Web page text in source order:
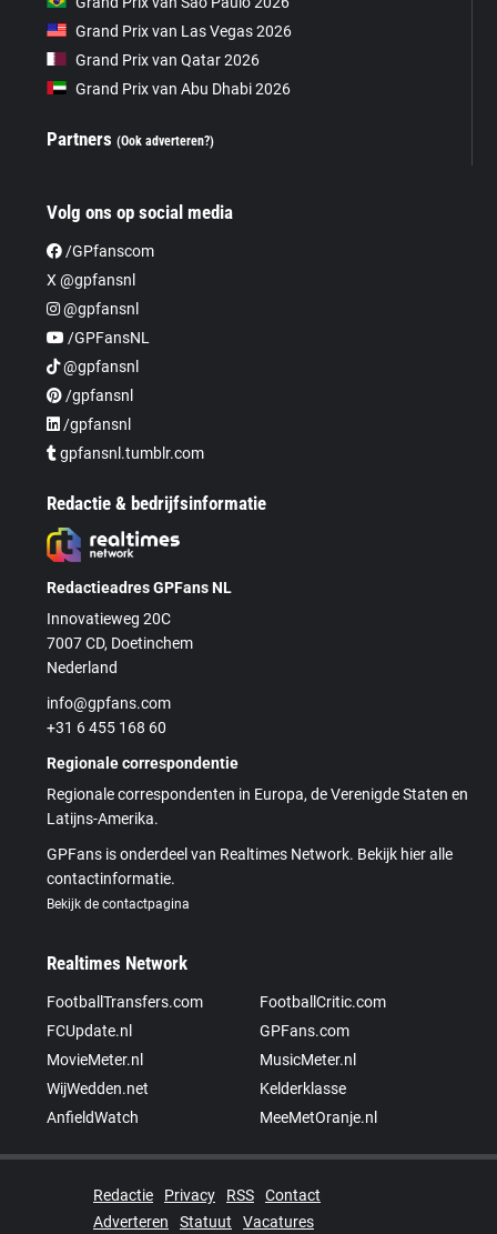
Grand Prix van Las Vegas 2026
Grand Prix van Qatar 2026
Grand Prix van Abu Dhabi 2026
Partners(Ook adverteren?)
Volg ons op social media
/GPfanscom
X @gpfansnl
@gpfansnl
/GPFansNL
@gpfansnl
/gpfansnl
/gpfansnl
gpfansnl.tumblr.com
Redactie & bedrijfsinformatie
Redactieadres GPFans NL
Innovatieweg 20C
7007 CD, Doetinchem
Nederland
info@gpfans.com
+31 6 455 168 60
Regionale correspondentie
Regionale correspondenten in Europa, de Verenigde Staten en
Latijns-Amerika.
GPFans is onderdeel van Realtimes Network. Bekijk hier alle
contactinformatie.
Bekijk de contactpagina
Realtimes Network
FootballTransfers.com
FootballCritic.com
FCUpdate.nl
GPFans.com
MovieMeter.nl
MusicMeter.nl
WijWedden.net
Kelderklasse
AnfieldWatch
MeeMetOranje.nl
Redactie Privacy RSS
Contact
Adverteren
Statuut Vacatures